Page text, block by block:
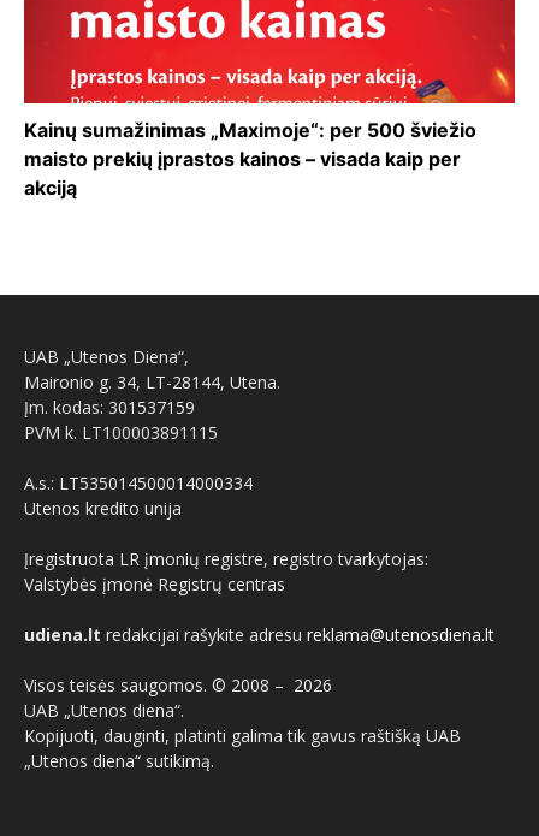
Kainų sumažinimas „Maximoje“: per 500 šviežio
maisto prekių įprastos kainos – visada kaip per
akciją
UAB „Utenos Diena“,
Maironio g. 34, LT-28144, Utena.
Įm. kodas: 301537159
PVM k. LT100003891115
A.s.: LT535014500014000334
Utenos kredito unija
Įregistruota LR įmonių registre, registro tvarkytojas:
Valstybės įmonė Registrų centras
udiena.lt redakcijai rašykite adresu reklama@utenosdiena.lt
Visos teisės saugomos. © 2008 – 2026
UAB „Utenos diena“.
Kopijuoti, dauginti, platinti galima tik gavus raštišką UAB
„Utenos diena“ sutikimą.